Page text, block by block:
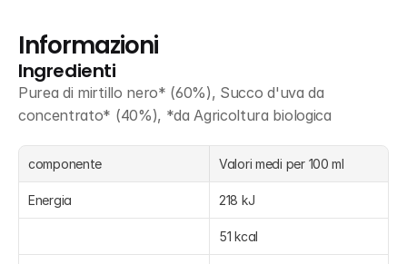
Informazioni
Ingredienti
Purea di mirtillo nero* (60%), Succo d'uva da
concentrato* (40%), *da Agricoltura biologica
componente Valori medi per 100 ml
Energia 218 kJ
51 kcal